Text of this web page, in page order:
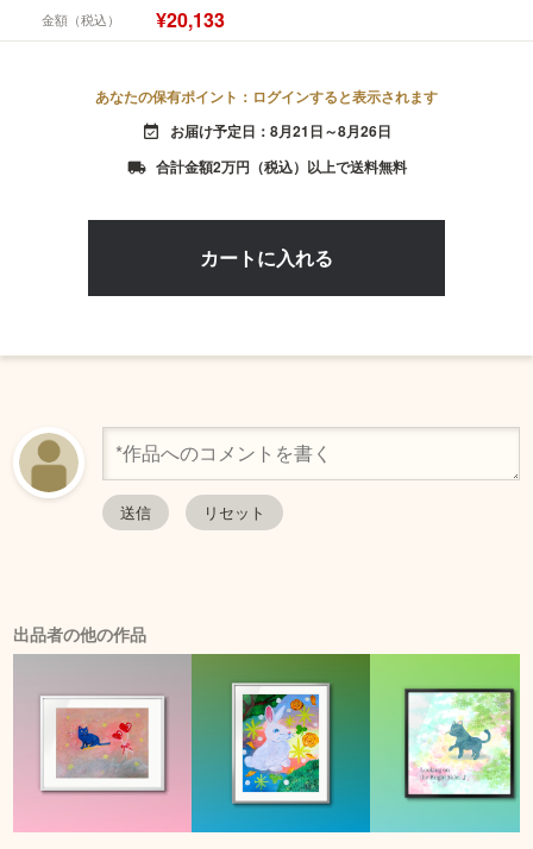
金額（税込） ¥20,133
あなたの保有ポイント：ログインすると表示されます
event_available お届け予定日：8月21日～8月26日
local_shipping 合計金額2万円（税込）以上で送料無料
出品者の他の作品